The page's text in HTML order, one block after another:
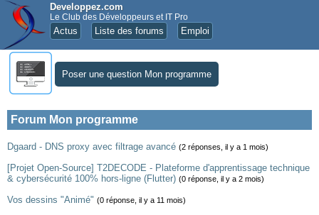
Developpez.com
Le Club des Développeurs et IT Pro
Actus Liste des forums Emploi
Poser une question Mon programme
Forum Mon programme
Dgaard - DNS proxy avec filtrage avancé (2 réponses, il y a 1 mois)
[Projet Open-Source] T2DECODE - Plateforme d'apprentissage technique
& cybersécurité 100% hors-ligne (Flutter) (0 réponse, il y a 2 mois)
Vos dessins "Animé" (0 réponse, il y a 11 mois)